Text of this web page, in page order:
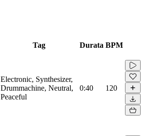
Tag Durata BPM
Electronic, Synthesizer,
Drummachine, Neutral,
Peaceful
0:40 120